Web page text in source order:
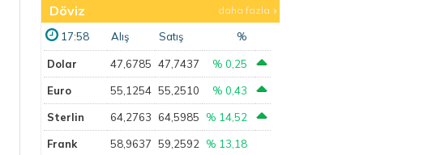
Döviz daha fazla
17:58 Alış Satış %
Dolar 47,6785 47,7437 % 0,25
Euro 55,1254 55,2510 % 0,43
Sterlin 64,2763 64,5985 % 14,52
Frank 58,9637 59,2592 % 13,18